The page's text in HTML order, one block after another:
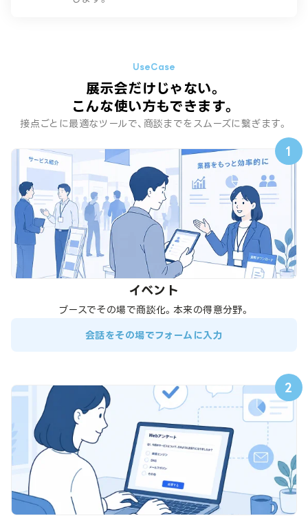
展示会だけじゃない。
こんな使い方もできます。
接点ごとに最適なツールで、商談までをスムーズに繋ぎます。
1
イベント
ブースでその場で商談化。本来の得意分野。
会話をその場でフォームに入力
2